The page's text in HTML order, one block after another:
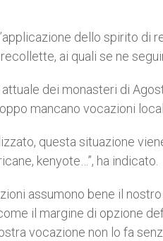
dello spirito di
ai quali se ne
dei monasteri di
mancano vocazioni
questa situazione
kenyote…”, ha indicato.
assumono bene il
il margine di opzione
vocazione non lo fa